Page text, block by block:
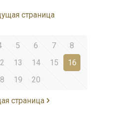
страница
5 6 7
8
13 14 15
16
19 20
страница